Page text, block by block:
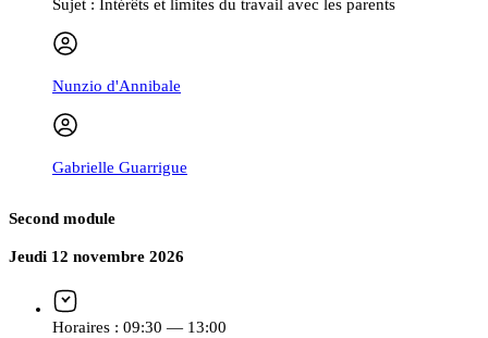
Sujet : Intérêts et limites du travail avec les parents
Nunzio d'Annibale
Gabrielle Guarrigue
Second module
Jeudi 12 novembre 2026
Horaires : 09:30 — 13:00